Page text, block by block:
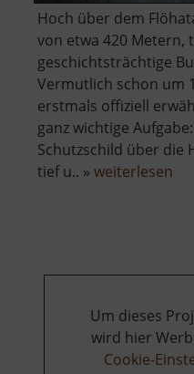
Hoch über dem
von etwa 420 Metern,
geschichtsträchtige
Vermutlich schon um
erstmals offiziell
ganz wichtige
Schutzschild über die
tief u.. » weiterlesen
Um dieses
wird hier
Cookie-